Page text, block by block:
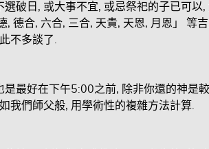
破日, 或大事不宜, 或忌祭祀的子已可以
, 德合, 六合, 三合, 天貴, 天恩, 月恩」 等
不多談了.
最好在下午5:00之前, 除非你還的神是
我們師父般, 用學術性的複雜方法計算.